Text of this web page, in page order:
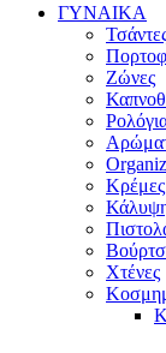
ΓΥΝΑΙΚΑ
Ζώνες
Χτένες